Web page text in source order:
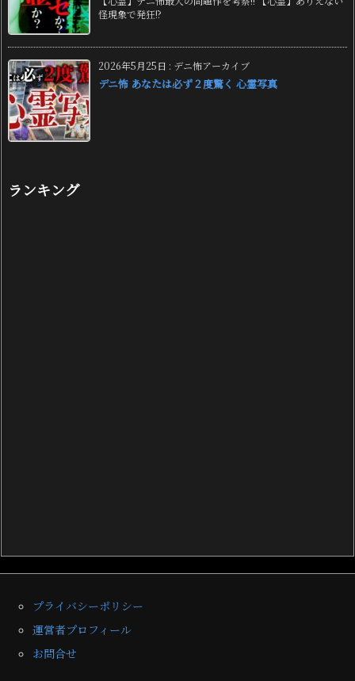
怪現象で発狂!?
2026年5月25日 : デニ怖アーカイブ
デニ怖 あなたは必ず２度驚く 心霊写真
ランキング
プライバシーポリシー
運営者プロフィール
お問合せ